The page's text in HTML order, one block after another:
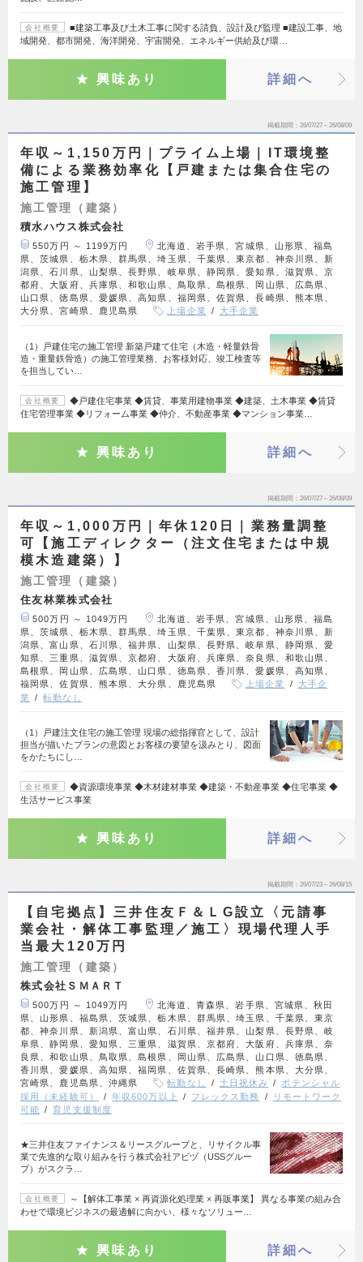
会社概要
■建築工事及び土木工事に関する請負、設計及び監理 ■建設工事、地
域開発、都市開発、海洋開発、宇宙開発、エネルギー供給及び環…
興味あり 詳細へ
掲載期間 26/07/27～26/08/09
年収～1,150万円｜プライム上場｜IT環境整
備による業務効率化【戸建または集合住宅の
施工管理】
施工管理（建築）
積水ハウス株式会社
550万円 ～ 1199万円
北海道、岩手県、宮城県、山形県、福島
県、茨城県、栃木県、群馬県、埼玉県、千葉県、東京都、神奈川県、新
潟県、石川県、山梨県、長野県、岐阜県、静岡県、愛知県、滋賀県、京
都府、大阪府、兵庫県、和歌山県、鳥取県、島根県、岡山県、広島県、
山口県、徳島県、愛媛県、高知県、福岡県、佐賀県、長崎県、熊本県、
大分県、宮崎県、鹿児島県
上場企業 大手企業
（1）戸建住宅の施工管理 新築戸建て住宅（木造・軽量鉄骨
造・重量鉄骨造）の施工管理業務、お客様対応、竣工検査等
を担当してい…
会社概要
◆戸建住宅事業 ◆賃貸、事業用建物事業 ◆建築、土木事業 ◆賃貸
住宅管理事業 ◆リフォーム事業 ◆仲介、不動産事業 ◆マンション事業…
興味あり 詳細へ
掲載期間 26/07/27～26/08/09
年収～1,000万円｜年休120日｜業務量調整
可【施工ディレクター（注文住宅または中規
模木造建築）】
施工管理（建築）
住友林業株式会社
500万円 ～ 1049万円
北海道、岩手県、宮城県、山形県、福島
県、茨城県、栃木県、群馬県、埼玉県、千葉県、東京都、神奈川県、新
潟県、富山県、石川県、福井県、山梨県、長野県、岐阜県、静岡県、愛
知県、三重県、滋賀県、京都府、大阪府、兵庫県、奈良県、和歌山県、
島根県、岡山県、広島県、山口県、徳島県、香川県、愛媛県、高知県、
福岡県、佐賀県、熊本県、大分県、鹿児島県
上場企業
大手企
業
転勤なし
（1）戸建注文住宅の施工管理 現場の総指揮官として、設計
担当が描いたプランの意図とお客様の要望を汲みとり、図面
をかたちにし…
会社概要
◆資源環境事業 ◆木材建材事業 ◆建築・不動産事業 ◆住宅事業 ◆
生活サービス事業
興味あり 詳細へ
掲載期間 26/07/23～26/08/15
【自宅拠点】三井住友Ｆ＆ＬG設立〈元請事
業会社・解体工事監理／施工〉現場代理人手
当最大120万円
施工管理（建築）
株式会社ＳＭＡＲＴ
500万円 ～ 1049万円
北海道、青森県、岩手県、宮城県、秋田
県、山形県、福島県、茨城県、栃木県、群馬県、埼玉県、千葉県、東京
都、神奈川県、新潟県、富山県、石川県、福井県、山梨県、長野県、岐
阜県、静岡県、愛知県、三重県、滋賀県、京都府、大阪府、兵庫県、奈
良県、和歌山県、鳥取県、島根県、岡山県、広島県、山口県、徳島県、
香川県、愛媛県、高知県、福岡県、佐賀県、長崎県、熊本県、大分県、
宮崎県、鹿児島県、沖縄県
転勤なし 土日祝休み
ポテンシャル
採用（未経験可）
年収600万以上 フレックス勤務
リモートワーク
可能
育児支援制度
★三井住友ファイナンス＆リースグループと、リサイクル事
業で先進的な取り組みを行う株式会社アビヅ（USSグルー
プ）がスクラ…
会社概要
～【解体工事業 × 再資源化処理業 × 再販事業】 異なる事業の組み合
わせで環境ビジネスの最適解に向かい、様々なソリュー…
興味あり 詳細へ